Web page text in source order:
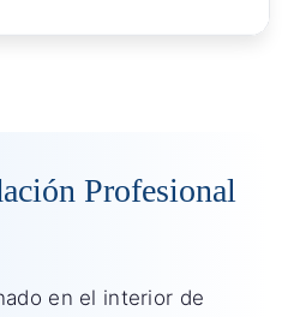
Profesional
en el interior de